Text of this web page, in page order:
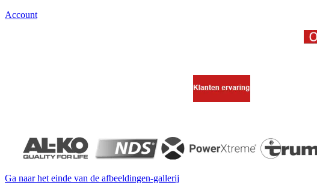
Account
Ga naar het einde van de afbeeldingen-gallerij